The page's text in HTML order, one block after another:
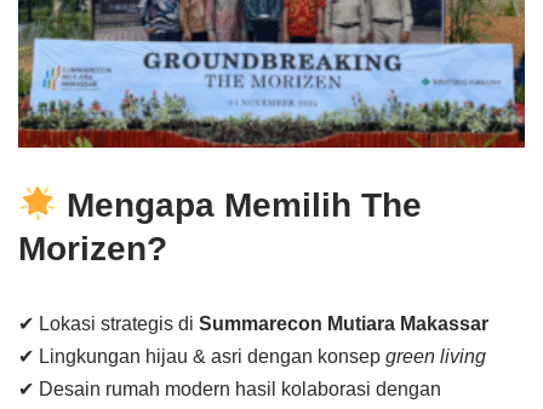
Mengapa Memilih The
Morizen?
✔ Lokasi strategis di Summarecon Mutiara Makassar
✔ Lingkungan hijau & asri dengan konsep green living
✔ Desain rumah modern hasil kolaborasi dengan